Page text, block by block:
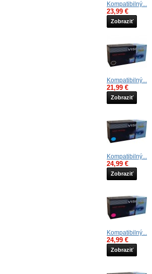
Kompatibilný...
23,99 €
Zobraziť
Kompatibilný...
21,99 €
Zobraziť
Kompatibilný...
24,99 €
Zobraziť
Kompatibilný...
24,99 €
Zobraziť